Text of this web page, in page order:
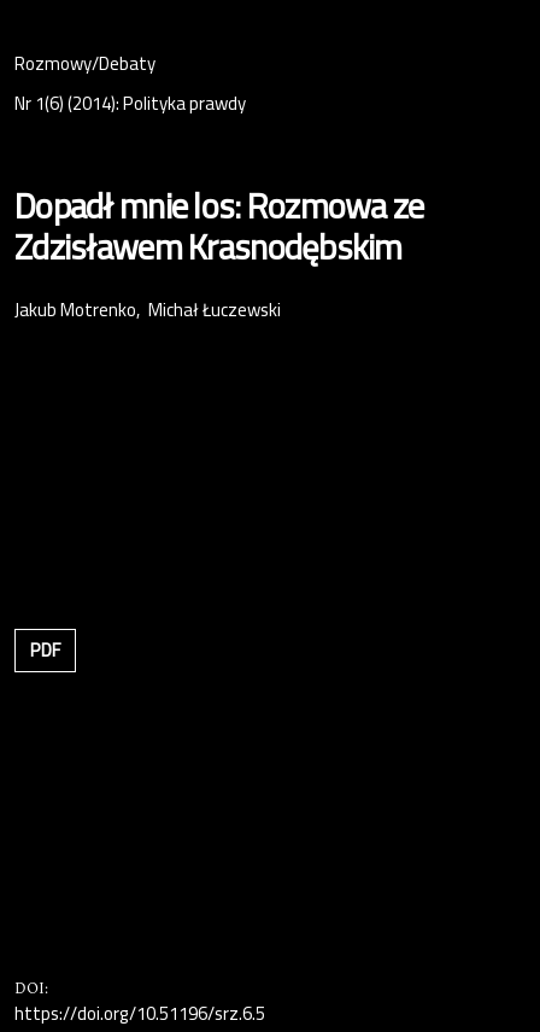
Rozmowy/Debaty
Nr 1(6) (2014): Polityka prawdy
Dopadł mnie los: Rozmowa ze
Zdzisławem Krasnodębskim
Jakub Motrenko Michał Łuczewski
PDF
DOI:
https://doi.org/10.51196/srz.6.5